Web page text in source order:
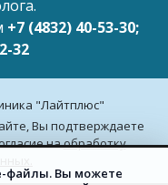
+7 (4832) 40-53-30;
32
"Лайтплюс"
Вы подтверждаете
наобработку
файлы. Вы можете